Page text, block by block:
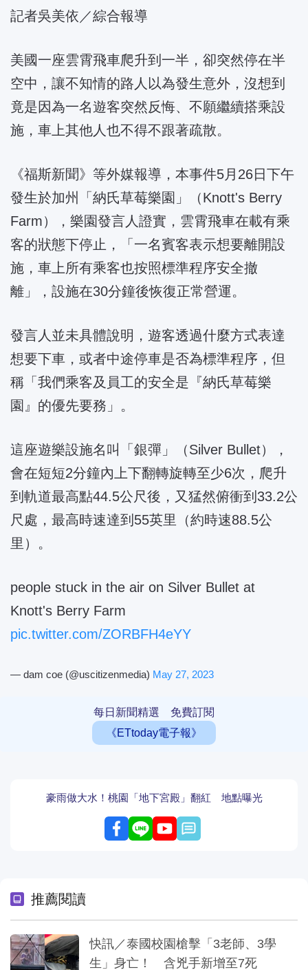
記者吳美依／綜合報導
美國一座雲霄飛車爬升到一半，卻突然停在半
空中，讓不知情的路人以為發生意外，沒想到
竟是因為一名遊客突然反悔、不願繼續搭乘設
施，車上其他人也不得不跟著疏散。
《福斯新聞》等外媒報導，本事件5月26日下午
發生於加州「納氏草莓樂園」（Knott's Berry
Farm），樂園發言人證實，雲霄飛車在載有乘
客的狀態下停止，「一名賓客表示想要離開設
施，車上所有乘客也按照標準程序安全撤
離」，設施在30分鐘後恢復正常營運。
發言人並未具體說明，遊客透過什麼方式表達
想要下車，或者中途停車是否為標準程序，但
稱「我們乘客及員工的安全是『納氏草莓樂
園』的優先要務」。
這座遊樂設施名叫「銀彈」（Silver Bullet），
會在短短2分鐘內上下翻轉旋轉至少6次，爬升
到軌道最高點44.5公尺後，又猛然俯衝到33.2公
尺處，最高時速達到55英里（約時速88.5公
里）。
people stuck in the air on Silver Bullet at
Knott's Berry Farm
pic.twitter.com/ZORBFH4eYY
— dam coe (@uscitizenmedia) May 27, 2023
每日新聞精選 免費訂閱
《ETtoday電子報》
豪雨做大水！桃園「地下宮殿」翻紅 地點曝光
推薦閱讀
快訊／泰國校園槍擊「3老師、3學
生」身亡！ 含兇手新增至7死